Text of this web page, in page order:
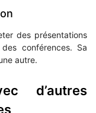
des présentations
conférences. Sa
autre.
d’autres